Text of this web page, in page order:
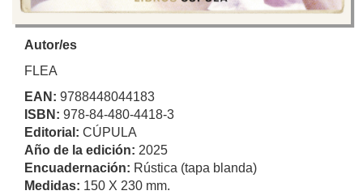
Autor/es
FLEA
EAN: 9788448044183
ISBN: 978-84-480-4418-3
Editorial: CÚPULA
Año de la edición: 2025
Encuadernación: Rústica (tapa blanda)
Medidas: 150 X 230 mm.